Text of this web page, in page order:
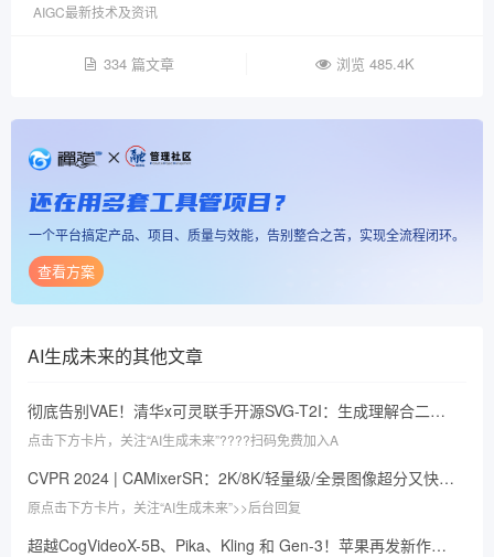
AIGC最新技术及资讯
334 篇文章 浏览 485.4K
还在用多套工具管项目？
一个平台搞定产品、项目、质量与效能，告别整合之苦，实现全流程闭环。
查看方案
AI生成未来的其他文章
彻底告别VAE！清华x可灵联手开源SVG-T2I：生成理解合二为一，性能媲美SD3
点击下方卡片，关注“AI生成未来”????扫码免费加入A
CVPR 2024 | CAMixerSR：2K/8K/轻量级/全景图像超分又快又强！（字节&南开）
原点击下方卡片，关注“AI生成未来”>>后台回复
超越CogVideoX-5B、Pika、Kling 和 Gen-3！苹果再发新作，视频生成大模型全面报告